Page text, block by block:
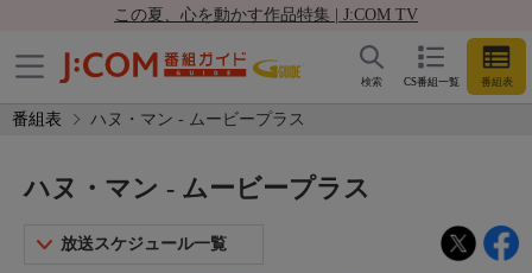
この夏、心を動かす作品特集 | J:COM TV
CS番組一覧 番組表
検索
番組表 ハヌ・マン - ムービープラス
ハヌ・マン - ムービープラス
放送スケジュール一覧